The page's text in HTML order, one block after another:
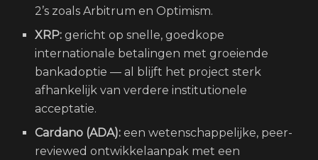
2’s zoals Arbitrum en Optimism.
XRP: gericht op snelle, goedkope
internationale betalingen met groeiende
bankadoptie — al blijft het project sterk
afhankelijk van verdere institutionele
acceptatie.
Cardano (ADA): een wetenschappelijke, peer-
reviewed ontwikkelaanpak met een